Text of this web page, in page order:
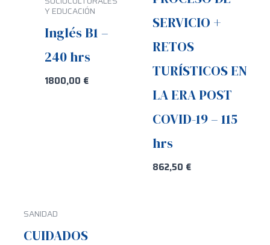
Y EDUCACIÓN
Inglés B1 –
240 hrs
1800,00 €
SERVICIO +
RETOS
TURÍSTICOS EN
LA ERA POST
COVID-19 – 115
hrs
862,50 €
SANIDAD
CUIDADOS